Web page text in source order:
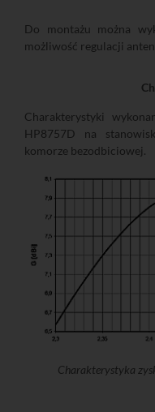
Do montażu można
możliwość regulacji
Charakterystyki
HP8757D na
komorze bezodbiciowej.
Charakterystyka